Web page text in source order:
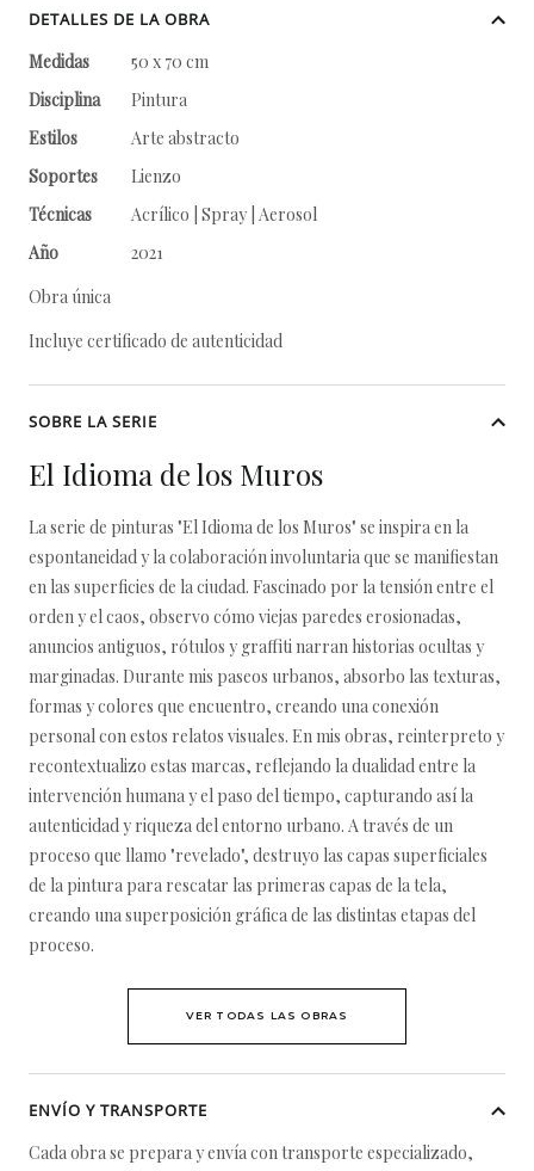
DETALLES DE LA OBRA
Medidas
50 x 70 cm
Disciplina
Pintura
Estilos
Arte abstracto
Soportes
Lienzo
Técnicas
Acrílico | Spray | Aerosol
Año
2021
Obra única
Incluye certificado de autenticidad
SOBRE LA SERIE
El Idioma de los Muros
La serie de pinturas "El Idioma de los Muros" se inspira en la
espontaneidad y la colaboración involuntaria que se manifiestan
en las superficies de la ciudad. Fascinado por la tensión entre el
orden y el caos, observo cómo viejas paredes erosionadas,
anuncios antiguos, rótulos y graffiti narran historias ocultas y
marginadas. Durante mis paseos urbanos, absorbo las texturas,
formas y colores que encuentro, creando una conexión
personal con estos relatos visuales. En mis obras, reinterpreto y
recontextualizo estas marcas, reflejando la dualidad entre la
intervención humana y el paso del tiempo, capturando así la
autenticidad y riqueza del entorno urbano. A través de un
proceso que llamo "revelado", destruyo las capas superficiales
de la pintura para rescatar las primeras capas de la tela,
creando una superposición gráfica de las distintas etapas del
proceso.
VER TODAS LAS OBRAS
ENVÍO Y TRANSPORTE
Cada obra se prepara y envía con transporte especializado,